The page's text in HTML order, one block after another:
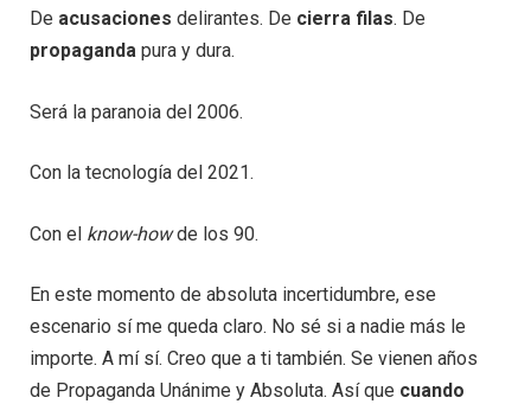
De acusaciones delirantes. De cierra filas. De
propaganda pura y dura.
Será la paranoia del 2006.
Con la tecnología del 2021.
Con el know-howde los 90.
En este momento de absoluta incertidumbre, ese
escenario sí me queda claro. No sé si a nadie más le
importe. A mí sí. Creo que a ti también. Se vienen años
de Propaganda Unánime y Absoluta. Así que cuando